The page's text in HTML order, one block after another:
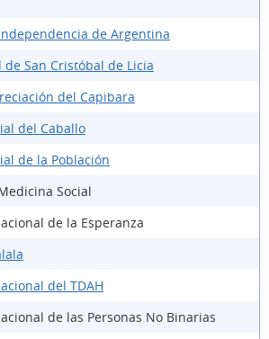
de Argentina
de San Cristóbal de Licia
del Capibara
del Caballo
de la Población
Social
de la Esperanza
del TDAH
de las Personas No Binarias